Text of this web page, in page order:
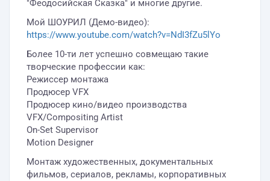
"Феодосийская Сказка" и многие другие.
Мой ШОУРИЛ (Демо-видео):
https://www.youtube.com/watch?v=NdI3fZu5lYo
Более 10-ти лет успешно совмещаю такие
творческие профессии как:
Режиссер монтажа
Продюсер VFX
Продюсер кино/видео производства
VFX/Compositing Artist
On-Set Supervisor
Motion Designer
Монтаж художественных, документальных
фильмов, сериалов, рекламы, корпоративных